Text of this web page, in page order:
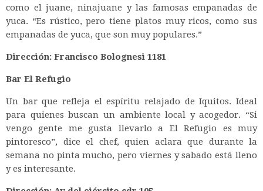
como el juane, ninajuane y las famosas empanadas de
yuca. “Es rústico, pero tiene platos muy ricos, como sus
empanadas de yuca, que son muy populares.”
Dirección: Francisco Bolognesi 1181
Bar El Refugio
Un bar que refleja el espíritu relajado de Iquitos. Ideal
para quienes buscan un ambiente local y acogedor. “Si
vengo gente me gusta llevarlo a El Refugio es muy
pintoresco”, dice el chef, quien aclara que durante la
semana no pinta mucho, pero viernes y sabado está lleno
y es interesante.